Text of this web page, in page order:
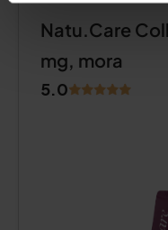
Natu.Care
mg, mora
5.0